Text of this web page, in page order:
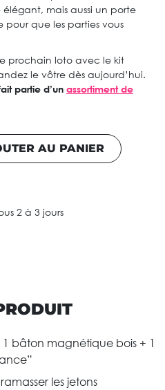
mais aussi un porte
que les parties vous
prochain loto avec le kit
le vôtre dès aujourd’hui.
partie d’un assortiment de
AU PANIER
2 à 3 jours
bâton magnétique bois + 1
les jetons